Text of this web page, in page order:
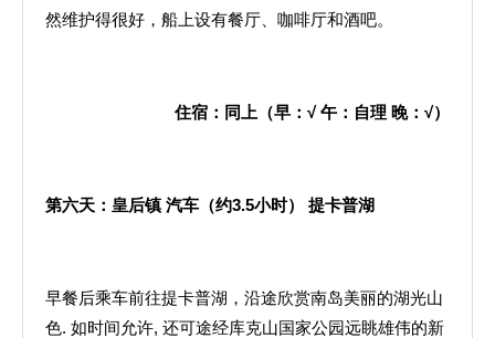
然维护得很好，船上设有餐厅、咖啡厅和酒吧。
住宿：同上（早： √午：自理 晚： √）
第六天：皇后镇 汽车（约3.5小时） 提卡普湖
早餐后乘车前往提卡普湖，沿途欣赏南岛美丽的湖光山
色. 如时间允许, 还可途经库克山国家公园远眺雄伟的新